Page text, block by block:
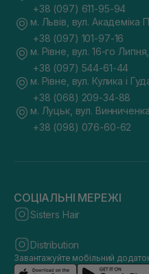
+38 (097) 611-95-94
м. Львів, вул. Академіка
+38 (097) 101-97-16
м. Рівне, вул. 16-го
+38 (097) 544-61-44
м. Рівне, вул. Кулика і
+38 (068) 209-34-88
м. Луцьк, вул.
+38 (098) 076-60-62
СОЦІАЛЬНІ МЕРЕЖІ
Sisters Hair
Distribution
Завантажуйте мобільний